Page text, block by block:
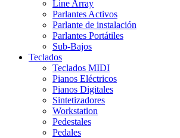
Line Array
Parlantes Activos
Parlante de instalación
Parlantes Portátiles
Sub-Bajos
Teclados
Teclados MIDI
Pianos Eléctricos
Pianos Digitales
Sintetizadores
Workstation
Pedestales
Pedales